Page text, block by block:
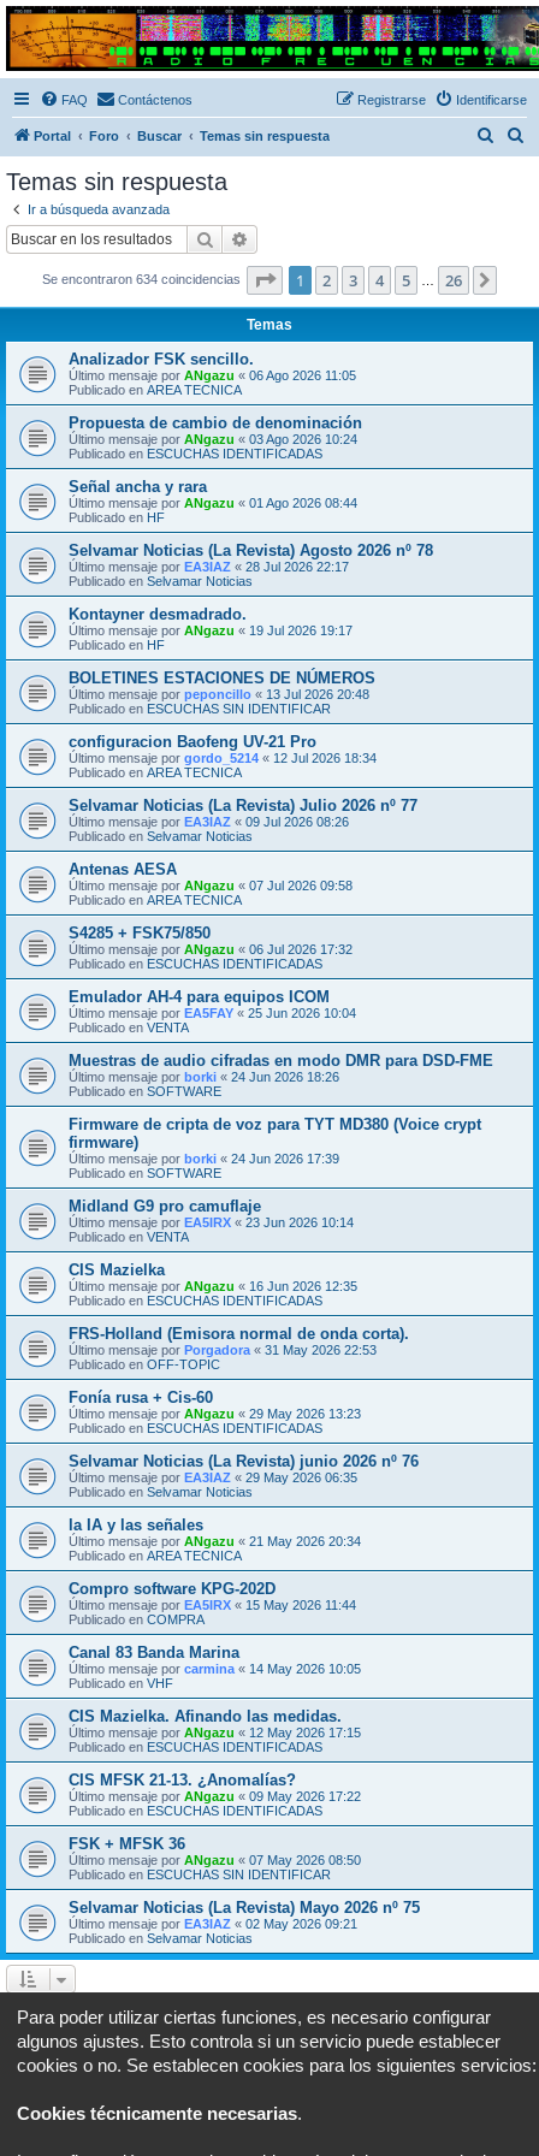
Radio Frecuencias
Foro de Radio Frecuencias
FAQ Contáctenos Identificarse
Registrarse
Portal Foro Buscar Temas sin respuesta
Temas sin respuesta
Ir a búsqueda avanzada
Buscar
Se encontraron 634 coincidencias Página de 26
1 2 3 4 5 26
Temas
Analizador FSK sencillo.
Último mensaje por ANgazu « 06 Ago 2026 11:05
Publicado en AREA TECNICA
Propuesta de cambio de denominación
Último mensaje por ANgazu « 03 Ago 2026 10:24
Publicado en ESCUCHAS IDENTIFICADAS
Señal ancha y rara
Último mensaje por ANgazu « 01 Ago 2026 08:44
Publicado en HF
Selvamar Noticias (La Revista) Agosto 2026 nº 78
Último mensaje por EA3IAZ « 28 Jul 2026 22:17
Publicado en Selvamar Noticias
Kontayner desmadrado.
Último mensaje por ANgazu « 19 Jul 2026 19:17
Publicado en HF
BOLETINES ESTACIONES DE NÚMEROS
Último mensaje por peponcillo « 13 Jul 2026 20:48
Publicado en ESCUCHAS SIN IDENTIFICAR
configuracion Baofeng UV-21 Pro
Último mensaje por gordo_5214 « 12 Jul 2026 18:34
Publicado en AREA TECNICA
Selvamar Noticias (La Revista) Julio 2026 nº 77
Último mensaje por EA3IAZ « 09 Jul 2026 08:26
Publicado en Selvamar Noticias
Antenas AESA
Último mensaje por ANgazu « 07 Jul 2026 09:58
Publicado en AREA TECNICA
S4285 + FSK75/850
Último mensaje por ANgazu « 06 Jul 2026 17:32
Publicado en ESCUCHAS IDENTIFICADAS
Emulador AH-4 para equipos ICOM
Último mensaje por EA5FAY « 25 Jun 2026 10:04
Publicado en VENTA
Muestras de audio cifradas en modo DMR para DSD-FME
Último mensaje por borki « 24 Jun 2026 18:26
Publicado en SOFTWARE
Firmware de cripta de voz para TYT MD380 (Voice crypt
firmware)
Último mensaje por borki « 24 Jun 2026 17:39
Publicado en SOFTWARE
Midland G9 pro camuflaje
Último mensaje por EA5IRX « 23 Jun 2026 10:14
Publicado en VENTA
CIS Mazielka
Último mensaje por ANgazu « 16 Jun 2026 12:35
Publicado en ESCUCHAS IDENTIFICADAS
FRS-Holland (Emisora normal de onda corta).
Último mensaje por Porgadora « 31 May 2026 22:53
Publicado en OFF-TOPIC
Fonía rusa + Cis-60
Último mensaje por ANgazu « 29 May 2026 13:23
Publicado en ESCUCHAS IDENTIFICADAS
Selvamar Noticias (La Revista) junio 2026 nº 76
Último mensaje por EA3IAZ « 29 May 2026 06:35
Publicado en Selvamar Noticias
la IA y las señales
Último mensaje por ANgazu « 21 May 2026 20:34
Publicado en AREA TECNICA
Compro software KPG-202D
Último mensaje por EA5IRX « 15 May 2026 11:44
Publicado en COMPRA
Canal 83 Banda Marina
Último mensaje por carmina « 14 May 2026 10:05
Publicado en VHF
CIS Mazielka. Afinando las medidas.
Último mensaje por ANgazu « 12 May 2026 17:15
Publicado en ESCUCHAS IDENTIFICADAS
CIS MFSK 21-13. ¿Anomalías?
Último mensaje por ANgazu « 09 May 2026 17:22
Publicado en ESCUCHAS IDENTIFICADAS
FSK + MFSK 36
Último mensaje por ANgazu « 07 May 2026 08:50
Publicado en ESCUCHAS SIN IDENTIFICAR
Selvamar Noticias (La Revista) Mayo 2026 nº 75
Último mensaje por EA3IAZ « 02 May 2026 09:21
Publicado en Selvamar Noticias
Se encontraron 634 coincidencias Página 1de26
2 3 4 5 … 26
Ir a
Portal Foro
Para poder utilizar ciertas funciones, es necesario configurar
algunos ajustes. Esto controla si un servicio puede establecer
cookies o no. Se establecen cookies para los siguientes servicios:
Cookies técnicamente necesarias.